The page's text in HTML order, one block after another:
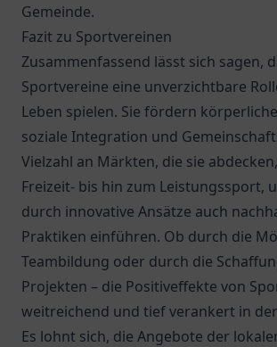
Gemeinde.
Fazit zu Sportvereinen
Zusammenfassend lässt sich sagen,
Sportvereine eine unverzichtbare
Leben spielen. Sie fördern
soziale Integration und
Vielzahl an Märkten, die sie
Freizeit- bis hin zum Leistungssport,
durch innovative Ansätze auch
Praktiken einführen. Ob durch die
Teambildung oder durch die
Projekten – die Positiveffekte von
weitreichend und tief verankert in
Es lohnt sich, die Angebote der